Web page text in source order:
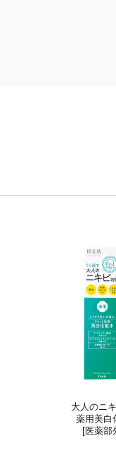
大人のニ
薬用美白
[医薬部